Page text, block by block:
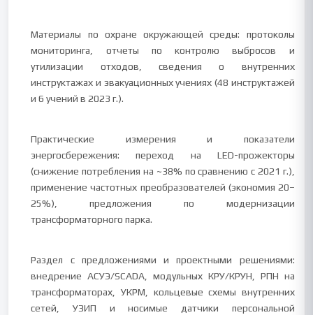
Материалы по охране окружающей среды: протоколы
мониторинга, отчеты по контролю выбросов и
утилизации отходов, сведения о внутренних
инструктажах и эвакуационных учениях (48 инструктажей
и 6 учений в 2023 г.).
Практические измерения и показатели
энергосбережения: переход на LED-прожекторы
(снижение потребления на ~38% по сравнению с 2021 г.),
применение частотных преобразователей (экономия 20–
25%), предложения по модернизации
трансформаторного парка.
Раздел с предложениями и проектными решениями:
внедрение АСУЭ/SCADA, модульных КРУ/КРУН, РПН на
трансформаторах, УКРМ, кольцевые схемы внутренних
сетей, УЗИП и носимые датчики персональной